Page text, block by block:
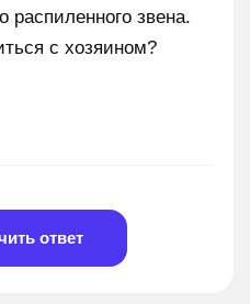
распиленного звена.
с хозяином?
ответ